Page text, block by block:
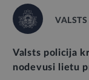
Valsts policija
nodevusi lietu